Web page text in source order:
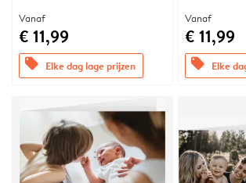
Vanaf
€ 11,99
offers Elke dag lage prijzen
Vanaf
€ 11,99
offers Elke